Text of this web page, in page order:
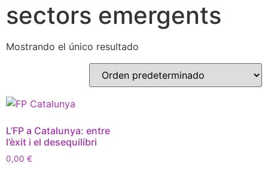
sectors emergents
Mostrando el único resultado
L’FP a Catalunya: entre
l’èxit i el desequilibri
0,00 €